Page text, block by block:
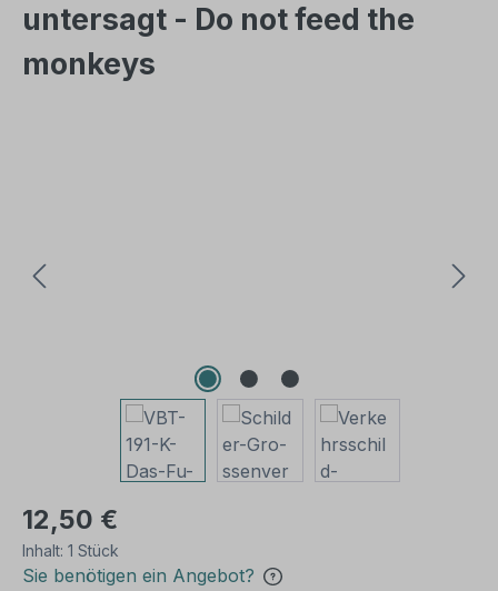
untersagt - Do not feed the
monkeys
12,50 €
Inhalt: 1 Stück
Sie benötigen ein Angebot?